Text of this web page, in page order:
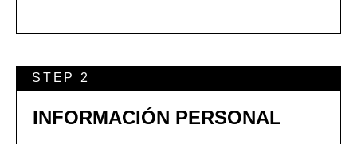
STEP 2
INFORMACIÓN PERSONAL